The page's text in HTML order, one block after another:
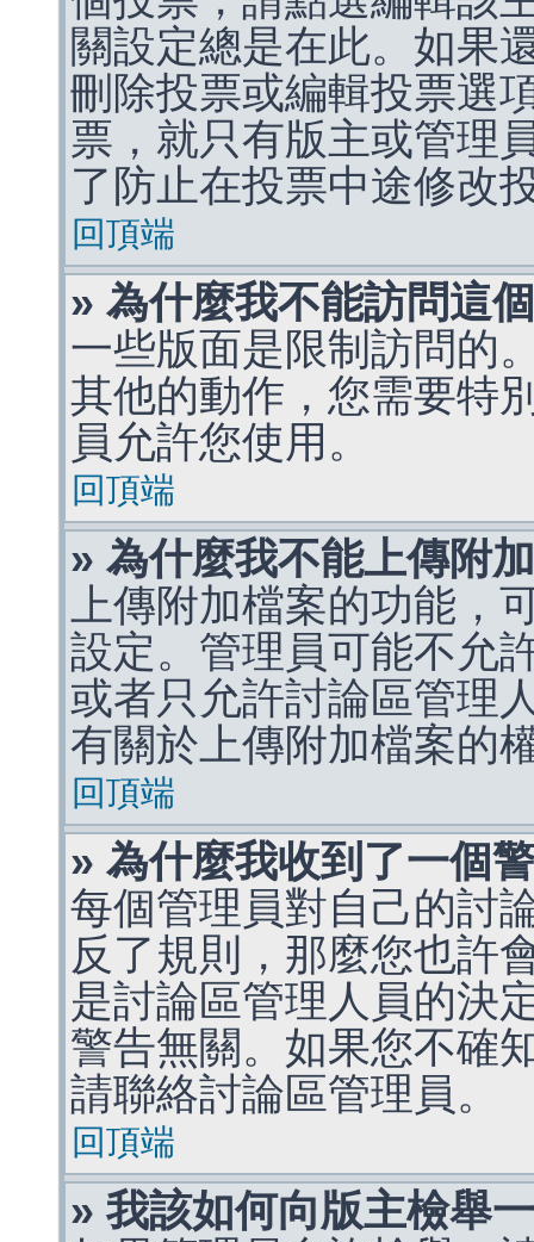
關設定總是在此。如果
刪除投票或編輯投票選
票，就只有版主或管理
了防止在投票中途修改
回頂端
» 為什麼我不能訪問這
一些版面是限制訪問的
其他的動作，您需要特
員允許您使用。
回頂端
» 為什麼我不能上傳附
上傳附加檔案的功能，
設定。管理員可能不允
或者只允許討論區管理
有關於上傳附加檔案的
回頂端
» 為什麼我收到了一個
每個管理員對自己的討
反了規則，那麼您也許
是討論區管理人員的決
警告無關。如果您不確
請聯絡討論區管理員。
回頂端
» 我該如何向版主檢舉